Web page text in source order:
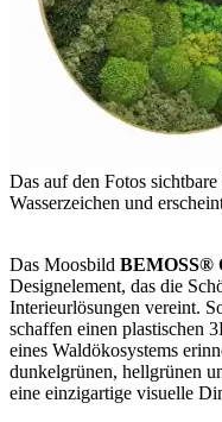
Das auf den Fotos
Wasserzeichen und
Das Moosbild BEMOSS®
Designelement, das die
Interieurlösungen vereint.
schaffen einen plastischen
eines Waldökosystems
dunkelgrünen, hellgrünen
eine einzigartige visuelle